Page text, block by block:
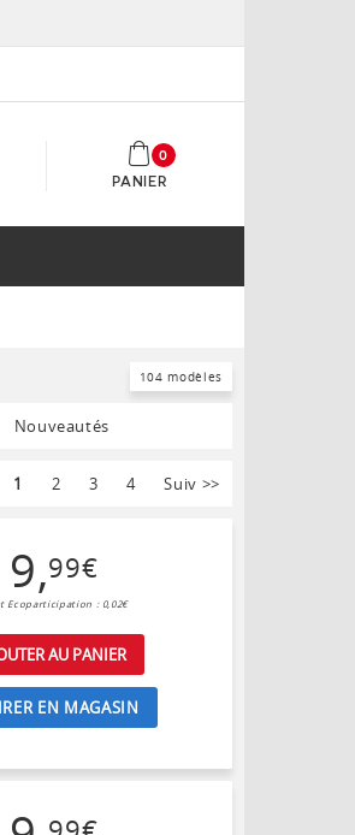
PANIER
0
104 modèles
Nouveautés
1 2 3 4 Suiv >>
9,99€
Ecoparticipation : 0,02€
AU PANIER
EN MAGASIN